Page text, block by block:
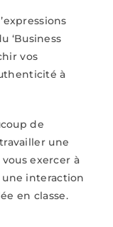
‘Business
vos
à
de
une
exercer à
une interaction
en classe.